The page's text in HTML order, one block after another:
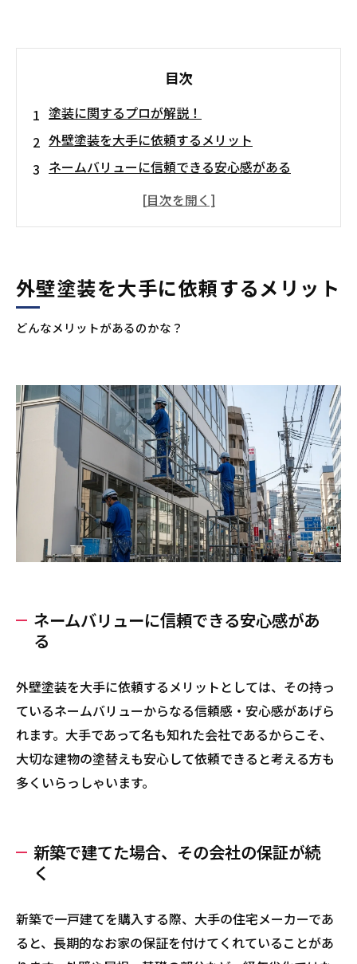
目次
塗装に関するプロが解説！
外壁塗装を大手に依頼するメリット
ネームバリューに信頼できる安心感がある
新築で建てた場合、その会社の保証が続く
施工費用の高さ
依頼内容が細部まで伝わらない可能性もある
大手に外壁塗装を依頼するならメリット・デメ
外壁塗装を大手に依頼するメリット
どんなメリットがあるのかな？
ネームバリューに信頼できる安心感があ
る
外壁塗装を大手に依頼するメリットとしては、その持っ
ているネームバリューからなる信頼感・安心感があげら
れます。大手であって名も知れた会社であるからこそ、
大切な建物の塗替えも安心して依頼できると考える方も
多くいらっしゃいます。
新築で建てた場合、その会社の保証が続
く
新築で一戸建てを購入する際、大手の住宅メーカーであ
ると、長期的なお家の保証を付けてくれていることがあ